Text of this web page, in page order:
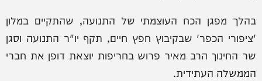
בהלך מפגן הכח העוצמתי של התנועה, שהתקיים במלון
'ציפורי הכפר' שבקיבוץ חפץ חיים, תקף יו"ר התנועה וסגן
שר החינוך הרב מאיר פרוש בחריפות יוצאת דופן את חברי
הממשלה העתידית.